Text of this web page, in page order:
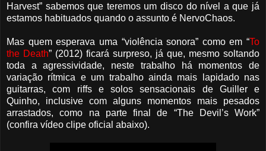
Harvest” sabemos que teremos um disco do nível a que já
estamos habituados quando o assunto é NervoChaos.
Mas quem esperava uma “violência sonora” como em “To
the Death” (2012) ficará surpreso, já que, mesmo soltando
toda a agressividade, neste trabalho há momentos de
variação rítmica e um trabalho ainda mais lapidado nas
guitarras, com riffs e solos sensacionais de Guiller e
Quinho, inclusive com alguns momentos mais pesados
arrastados, como na parte final de “The Devil’s Work”
(confira vídeo clipe oficial abaixo).